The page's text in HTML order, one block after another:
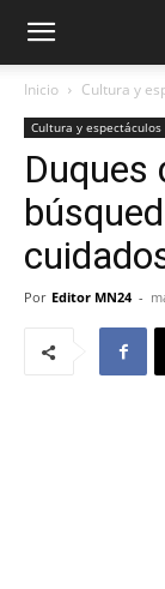
Inicio Cultura y
Cultura y espectáculos
Duques
Por Editor MN24 -